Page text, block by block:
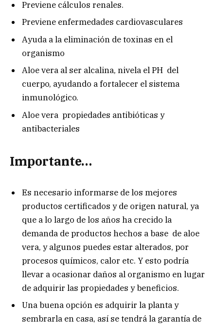
Previene cálculos renales.
Previene enfermedades cardiovasculares
Ayuda a la eliminación de toxinas en el
organismo
Aloe vera al ser alcalina, nivela el PH del
cuerpo, ayudando a fortalecer el sistema
inmunológico.
Aloe vera propiedades antibióticas y
antibacteriales
Importante…
Es necesario informarse de los mejores
productos certificados y de origen natural, ya
que a lo largo de los años ha crecido la
demanda de productos hechos a base de aloe
vera, y algunos puedes estar alterados, por
procesos químicos, calor etc. Y esto podría
llevar a ocasionar daños al organismo en lugar
de adquirir las propiedades y beneficios.
Una buena opción es adquirir la planta y
sembrarla en casa, así se tendrá la garantía de